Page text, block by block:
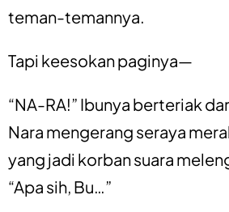
teman-temannya.
Tapi keesokan paginya—
“NA-RA!” Ibunya berteriak
Nara mengerang seraya
yang jadi korban suara
“Apa sih, Bu…”